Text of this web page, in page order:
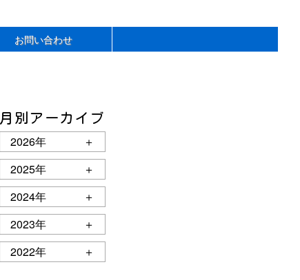
お問い合わせ
月別アーカイブ
2026年
＋
2025年
＋
2024年
＋
2023年
＋
2022年
＋